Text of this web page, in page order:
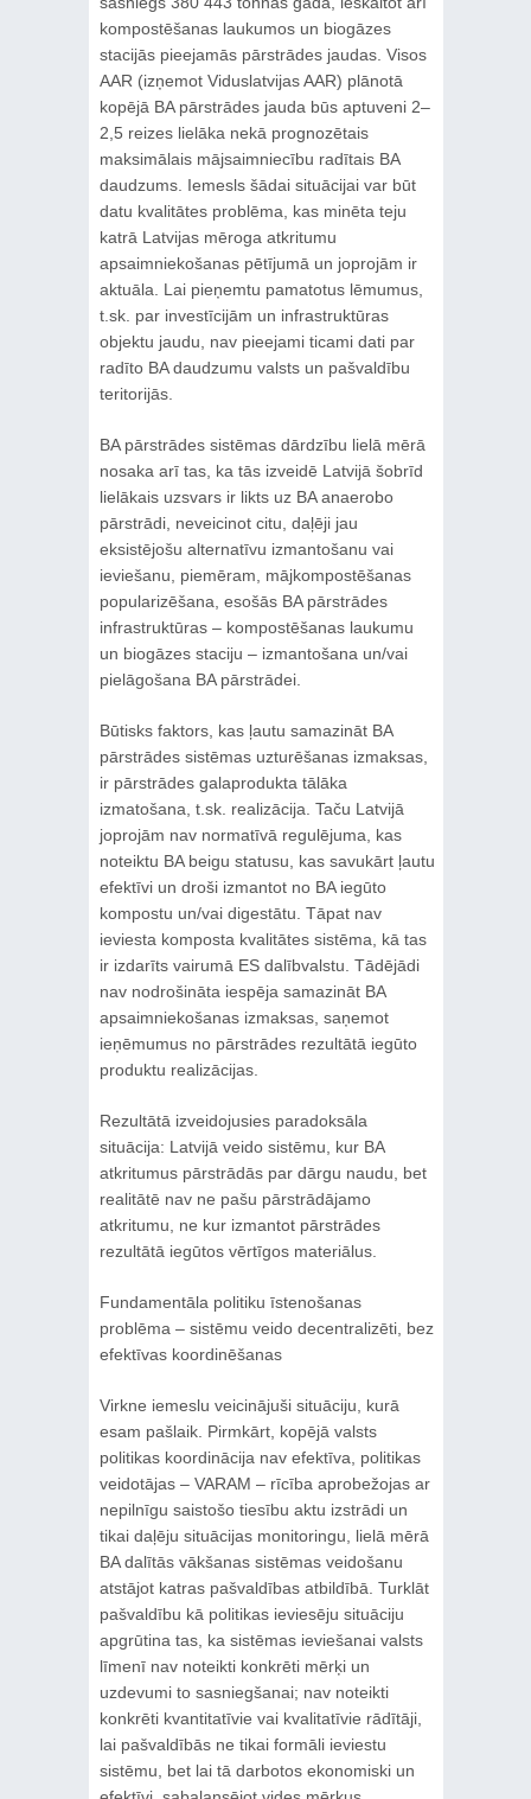
kompostēšanas laukumos un biogāzes
stacijās pieejamās pārstrādes jaudas. Visos
AAR (izņemot Viduslatvijas AAR) plānotā
kopējā BA pārstrādes jauda būs aptuveni 2–
2,5 reizes lielāka nekā prognozētais
maksimālais mājsaimniecību radītais BA
daudzums. Iemesls šādai situācijai var būt
datu kvalitātes problēma, kas minēta teju
katrā Latvijas mēroga atkritumu
apsaimniekošanas pētījumā un joprojām ir
aktuāla. Lai pieņemtu pamatotus lēmumus,
t.sk. par investīcijām un infrastruktūras
objektu jaudu, nav pieejami ticami dati par
radīto BA daudzumu valsts un pašvaldību
teritorijās.
BA pārstrādes sistēmas dārdzību lielā mērā
nosaka arī tas, ka tās izveidē Latvijā šobrīd
lielākais uzsvars ir likts uz BA anaerobo
pārstrādi, neveicinot citu, daļēji jau
eksistējošu alternatīvu izmantošanu vai
ieviešanu, piemēram, mājkompostēšanas
popularizēšana, esošās BA pārstrādes
infrastruktūras – kompostēšanas laukumu
un biogāzes staciju – izmantošana un/vai
pielāgošana BA pārstrādei.
Būtisks faktors, kas ļautu samazināt BA
pārstrādes sistēmas uzturēšanas izmaksas,
ir pārstrādes galaprodukta tālāka
izmatošana, t.sk. realizācija. Taču Latvijā
joprojām nav normatīvā regulējuma, kas
noteiktu BA beigu statusu, kas savukārt ļautu
efektīvi un droši izmantot no BA iegūto
kompostu un/vai digestātu. Tāpat nav
ieviesta komposta kvalitātes sistēma, kā tas
ir izdarīts vairumā ES dalībvalstu. Tādējādi
nav nodrošināta iespēja samazināt BA
apsaimniekošanas izmaksas, saņemot
ieņēmumus no pārstrādes rezultātā iegūto
produktu realizācijas.
Rezultātā izveidojusies paradoksāla
situācija: Latvijā veido sistēmu, kur BA
atkritumus pārstrādās par dārgu naudu, bet
realitātē nav ne pašu pārstrādājamo
atkritumu, ne kur izmantot pārstrādes
rezultātā iegūtos vērtīgos materiālus.
Fundamentāla politiku īstenošanas
problēma – sistēmu veido decentralizēti, bez
efektīvas koordinēšanas
Virkne iemeslu veicinājuši situāciju, kurā
esam pašlaik. Pirmkārt, kopējā valsts
politikas koordinācija nav efektīva, politikas
veidotājas – VARAM – rīcība aprobežojas ar
nepilnīgu saistošo tiesību aktu izstrādi un
tikai daļēju situācijas monitoringu, lielā mērā
BA dalītās vākšanas sistēmas veidošanu
atstājot katras pašvaldības atbildībā. Turklāt
pašvaldību kā politikas ieviesēju situāciju
apgrūtina tas, ka sistēmas ieviešanai valsts
līmenī nav noteikti konkrēti mērķi un
uzdevumi to sasniegšanai; nav noteikti
konkrēti kvantitatīvie vai kvalitatīvie rādītāji,
lai pašvaldībās ne tikai formāli ieviestu
sistēmu, bet lai tā darbotos ekonomiski un